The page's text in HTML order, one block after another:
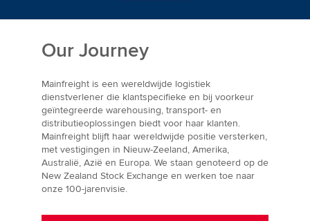
Our Journey
Mainfreight is een wereldwijde logistiek
dienstverlener die klantspecifieke en bij voorkeur
geïntegreerde warehousing, transport- en
distributieoplossingen biedt voor haar klanten.
Mainfreight blijft haar wereldwijde positie versterken,
met vestigingen in Nieuw-Zeeland, Amerika,
Australië, Azië en Europa. We staan genoteerd op de
New Zealand Stock Exchange en werken toe naar
onze 100-jarenvisie.